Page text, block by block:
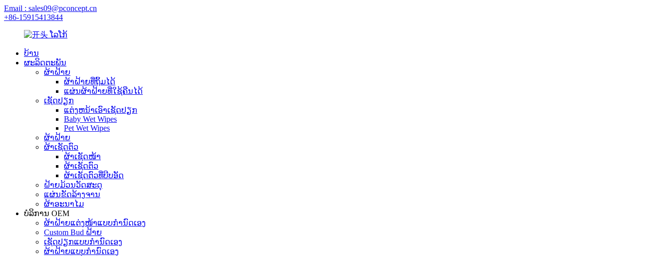
Email : sales09@pconcept.cn
+86-15915413844
ບ້ານ
ຜະລິດຕະພັນ
ຜ້າຝ້າຍ
ຜ້າຝ້າຍທີ່ຖິ້ມໄດ້
ແຜ່ນຜ້າຝ້າຍທີ່ໃຊ້ຄືນໄດ້
ເຊັດປຽກ
ແຕ່ງຫນ້າເອົາເຊັດປຽກ
Baby Wet Wipes
Pet Wet Wipes
ຜ້າຝ້າຍ
ຜ້າເຊັດຕົວ
ຜ້າເຊັດໜ້າ
ຜ້າເຊັດຕົວ
ຜ້າເຊັດຕົວທີ່ບີບອັດ
ຝ້າຍມ້ວນວັດສະດຸ
ແຜ່ນຂັດລ້າງຈານ
ຜ້າອະນາໄມ
ບໍລິການ OEM
ຜ້າຝ້າຍແຕ່ງໜ້າແບບກຳນົດເອງ
Custom Bud ຝ້າຍ
ເຊັດປຽກແບບກຳນົດເອງ
ຜ້າຝ້າຍແບບກຳນົດເອງ